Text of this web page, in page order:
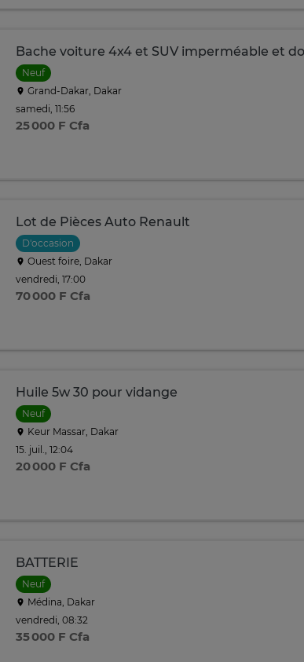
Bache voiture 4x4 et SUV imperméable et
Neuf
Grand-Dakar, Dakar
samedi, 11:56
25 000 F Cfa
Lot de Pièces Auto Renault
D'occasion
Ouest foire, Dakar
vendredi, 17:00
70 000 F Cfa
Huile 5w 30 pour vidange
Neuf
Keur Massar, Dakar
15. juil., 12:04
20 000 F Cfa
BATTERIE
Neuf
Médina, Dakar
vendredi, 08:32
35 000 F Cfa